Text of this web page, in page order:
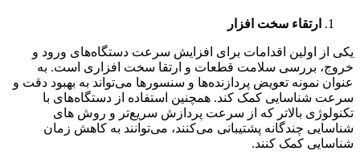
ارتقاء سخت ‌افزار
یکی از اولین اقدامات برای افزایش سرعت دستگاه‌های ورود و
خروج، بررسی سلامت قطعات و ارتقا سخت‌ افزاری است. به
عنوان نمونه تعویض پردازنده‌ها و سنسورها می‌تواند به بهبود دقت و
سرعت شناسایی کمک کند. همچنین استفاده از دستگاه‌های با
تکنولوژی بالاتر که از سرعت پردازش سریع‌تر و روش های
شناسایی چندگانه پشتیبانی می‌کنند، می‌توانند به کاهش زمان
شناسایی کمک کنند.